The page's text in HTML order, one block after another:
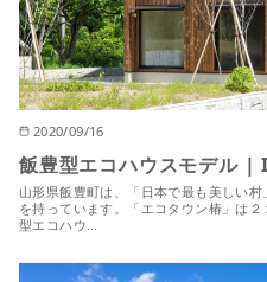
2020/09/16
飯豊型エコハウスモデル
山形県飯豊町は、「日本で最も美しい
を持っています。「エコタウン椿」は
型エコハウ…